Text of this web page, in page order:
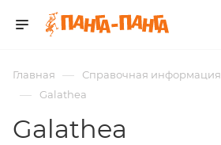
Главная — Справочная информация
— Galathea
Galathea